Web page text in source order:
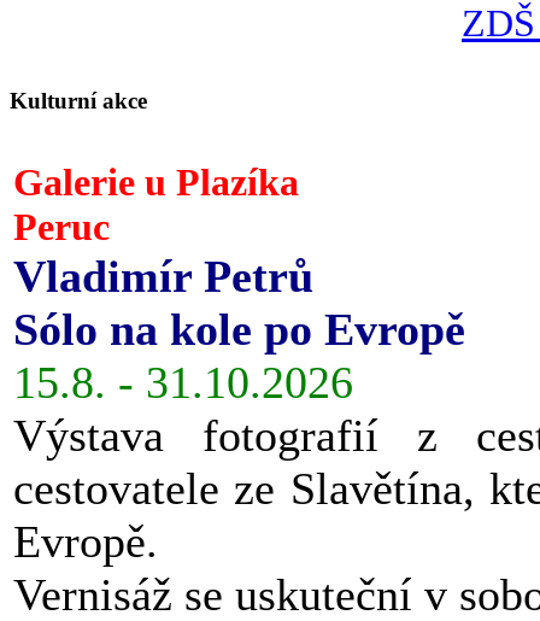
Kulturní akce
Galerie u Plazíka
Peruc
Vladimír Petrů
Sólo na kole po Evropě
15.8. - 31.10.2026
Výstava fotografií z
cestovatele ze Slavětína,
Evropě.
Vernisáž se uskuteční v